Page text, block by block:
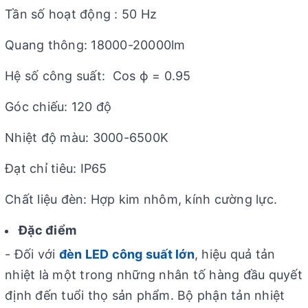
Tần số hoạt động : 50 Hz
Quang thông: 18000-20000lm
Hệ số công suất: Cos ϕ = 0.95
Góc chiếu: 120 độ
Nhiệt độ màu: 3000-6500K
Đạt chỉ tiêu: IP65
Chất liệu đèn: Hợp kim nhôm, kính cường lực.
Đặc điểm
- Đối với đèn LED công suất lớn, hiệu quả tản
nhiệt là một trong những nhân tố hàng đầu quyết
định đến tuổi thọ sản phẩm. Bộ phận tản nhiệt